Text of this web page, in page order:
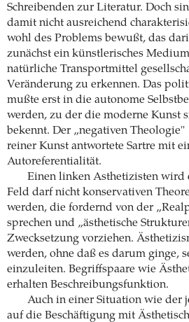
Schreibenden zur Literatur. Doch
damit nicht ausreichend
wohl des Problems bewußt, das
zunächst ein künstlerisches
natürliche Transportmittel
Veränderung zu erkennen. Das
mußte erst in die autonome
werden, zu der die moderne Kunst
bekennt. Der „negativen
reiner Kunst antwortete Sartre mit
Autoreferentialität.
Einen linken Asthetizisten wird
Feld darf nicht konservativen
werden, die fordernd von der
sprechen und „ästhetische
Zwecksetzung vorziehen.
werden, ohne daß es darum ginge,
einzuleiten. Begriffspaare wie
erhalten Beschreibungsfunktion.
Auch in einer Situation wie der
auf die Beschäftigung mit